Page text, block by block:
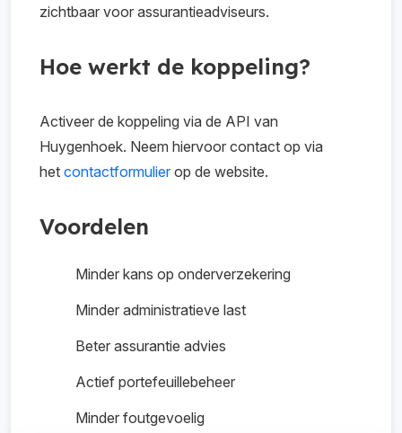
zichtbaar voor assurantieadviseurs.
Hoe werkt de koppeling?
Activeer de koppeling via de API van
Huygenhoek. Neem hiervoor contact op via
het contactformulier op de website.
Voordelen
Minder kans op onderverzekering
Minder administratieve last
Beter assurantie advies
Actief portefeuillebeheer
Minder foutgevoelig